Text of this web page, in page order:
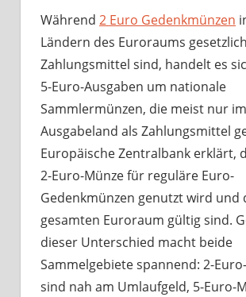
Während 2 Euro Gedenkmünzen
Ländern des Euroraums
Zahlungsmittel sind, handelt es
5-Euro-Ausgaben um nationale
Sammlermünzen, die meist nur im
Ausgabeland als Zahlungsmittel
Europäische Zentralbank erklärt,
2-Euro-Münze für reguläre Euro-
Gedenkmünzen genutzt wird und
gesamten Euroraum gültig sind.
dieser Unterschied macht beide
Sammelgebiete spannend: 2-
sind nah am Umlaufgeld, 5-Euro-